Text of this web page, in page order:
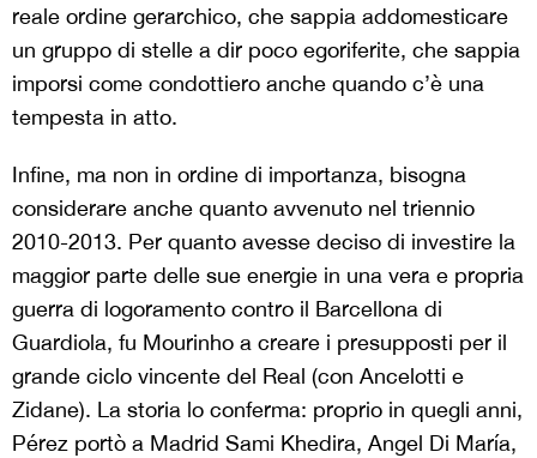
reale ordine gerarchico, che sappia addomesticare
un gruppo di stelle a dir poco egoriferite, che sappia
imporsi come condottiero anche quando c’è una
tempesta in atto.
Infine, ma non in ordine di importanza, bisogna
considerare anche quanto avvenuto nel triennio
2010-2013. Per quanto avesse deciso di investire la
maggior parte delle sue energie in una vera e propria
guerra di logoramento contro il Barcellona di
Guardiola, fu Mourinho a creare i presupposti per il
grande ciclo vincente del Real (con Ancelotti e
Zidane). La storia lo conferma: proprio in quegli anni,
Pérez portò a Madrid Sami Khedira, Angel Di María,